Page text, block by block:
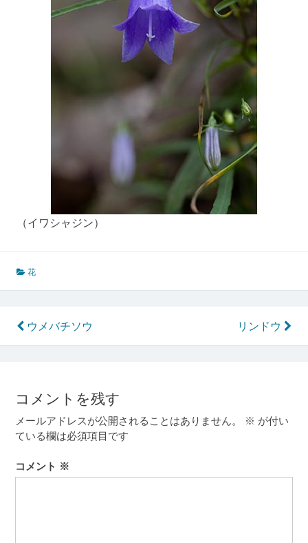
（イワシャジン）
花
投
稿
ビ
ゲ
ー
シ
ョ
ウメバチソウ リンドウ
コメントを残す
メールアドレスが公開されることはありません。 ※ が付い
ている欄は必須項目です
コメント ※